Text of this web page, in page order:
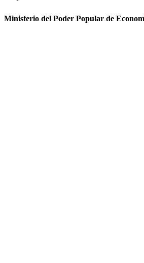
Ministerio del Poder Popular de